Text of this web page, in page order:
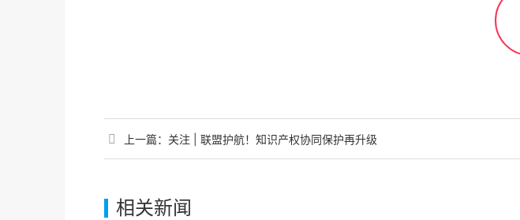
上一篇： 关注 | 联盟护航！知识产权协同保护再升级
相关新闻